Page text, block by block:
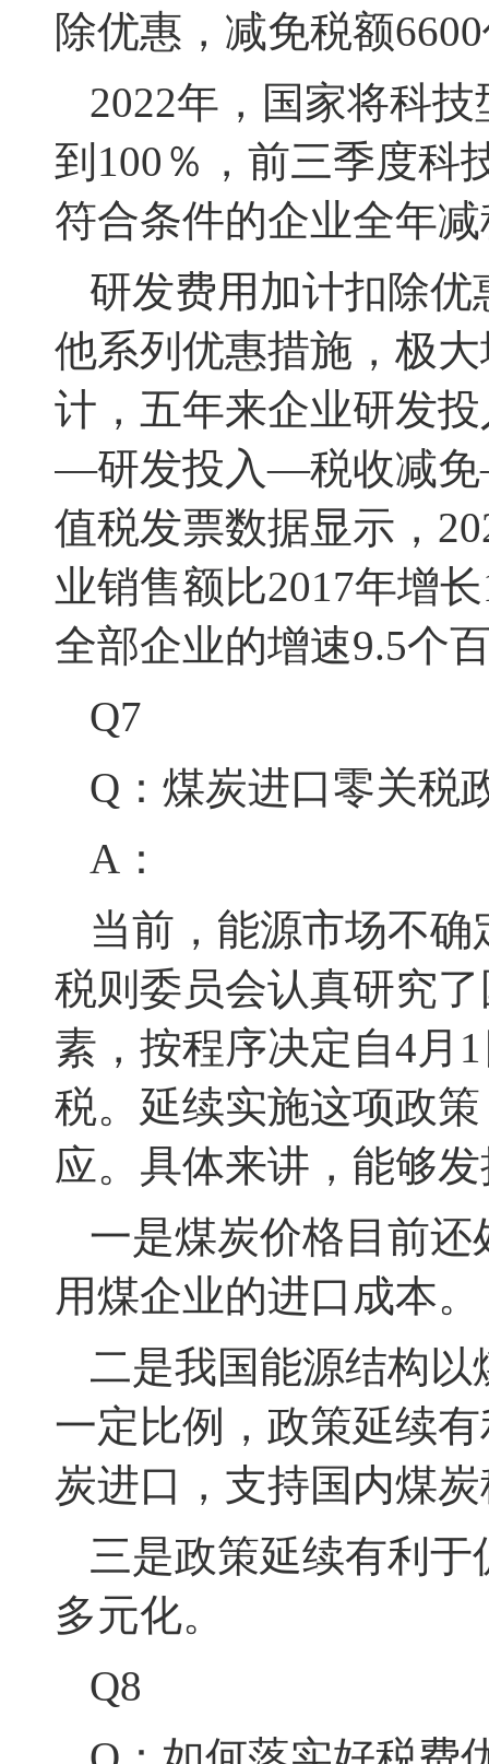
除优惠，减免税额
2022年，国家将科
到100％ ，前三季度科
符合条件的企业全年
研发费用加计扣除
他系列优惠措施，极
计， 五年来企业研发
—研发投入—税收减免
值税发票数据显示，
业销售额比2017年增
全部企业的增速9.5个
Q7
Q：煤炭进口零关税
A：
当前，能源市场不
税则委员会认真研究
素，按程序决定 自4月
税。延续实施这项政
应。具体来讲，能够
一是煤炭价格目前
用煤企业的进口成本。
二是我国能源结构
一定比例，政策延续
炭进口，支持国内煤
三是政策延续有利
多元化。
Q8